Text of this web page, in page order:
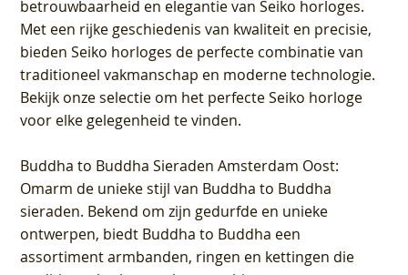
betrouwbaarheid en elegantie van Seiko horloges.
Met een rijke geschiedenis van kwaliteit en precisie,
bieden Seiko horloges de perfecte combinatie van
traditioneel vakmanschap en moderne technologie.
Bekijk onze selectie om het perfecte Seiko horloge
voor elke gelegenheid te vinden.
Buddha to Buddha Sieraden Amsterdam Oost:
Omarm de unieke stijl van Buddha to Buddha
sieraden. Bekend om zijn gedurfde en unieke
ontwerpen, biedt Buddha to Buddha een
assortiment armbanden, ringen en kettingen die